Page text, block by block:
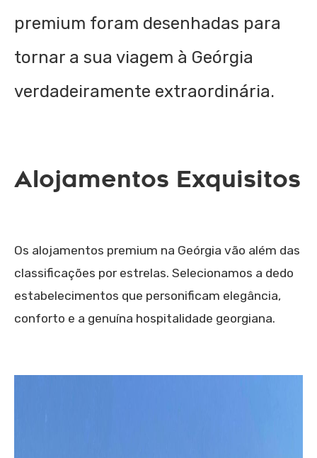
premium foram desenhadas para
tornar a sua viagem à Geórgia
verdadeiramente extraordinária.
Alojamentos Exquisitos
Os alojamentos premium na Geórgia vão além das
classificações por estrelas. Selecionamos a dedo
estabelecimentos que personificam elegância,
conforto e a genuína hospitalidade georgiana.